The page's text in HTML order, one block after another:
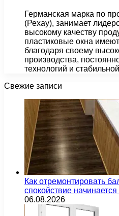
Германская марка по
(Рехау), занимает
высокому качеству
пластиковые окна
благодаря своему
производства,
технологий и
Свежие записи
Как отремонтировать
спокойствие
06.08.2026